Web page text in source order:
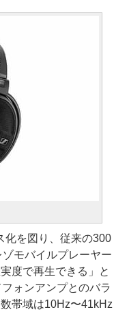
を図り、従来の300
モバイルプレーヤー
度で再生できる」と
ォンアンプとのバラ
帯域は10Hz〜41kHz